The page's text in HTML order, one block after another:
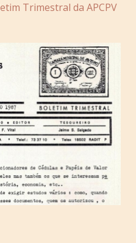
Trimestral da APCPV